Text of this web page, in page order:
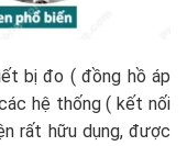
bị đo ( đồng hồ áp
hệ thống ( kết nối
rất hữu dụng, được